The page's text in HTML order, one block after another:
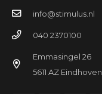
info@stimulus.nl
040 2370100
Emmasingel 26
5611 AZ Eindhoven